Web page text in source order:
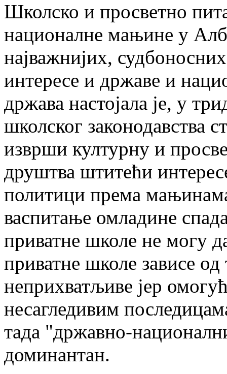
Школско и просветно
националне мањине у
најважнијих,
интересе и државе и
држава настојала je, у
школског законодавства
изврши културну и
друштва штитећи
политици према
васпитање омладине
приватне школе не могу
приватне школе зависе од
неприхватљиве јер
несагледивим
тада "државно-
доминантан.